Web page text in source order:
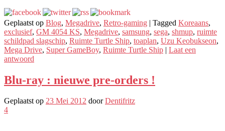
Geplaatst op Blog, Megadrive, Retro-gaming | Tagged Koreaans,
exclusief, GM 4054 KS, Megadrive, samsung, sega, shmup, ruimte
schildpad slagschip, Ruimte Turtle Ship, toaplan, Uzu Keobukseon,
Mega Drive, Super GameBoy, Ruimte Turtle Ship | Laat een
antwoord
Blu-ray : nieuwe pre-orders !
Geplaatst op 23 Mei 2012 doorDentifritz
4